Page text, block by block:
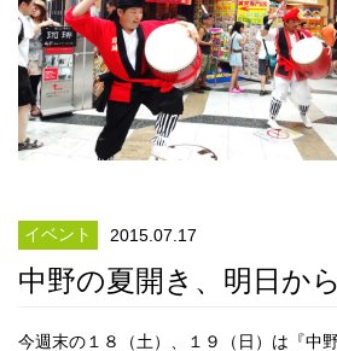
イベント 2015.07.17
中野の夏開き、明日か
今週末の１８（土）、１９（日）は『中